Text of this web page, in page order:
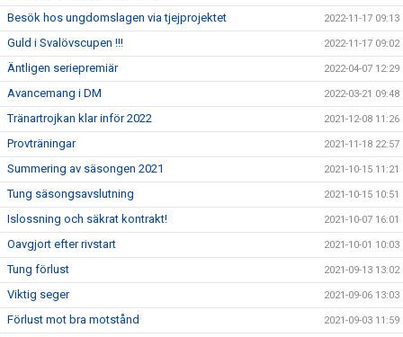
Besök hos ungdomslagen via tjejprojektet 2022-11-17 09:13
Guld i Svalövscupen !!! 2022-11-17 09:02
Äntligen seriepremiär 2022-04-07 12:29
Avancemang i DM 2022-03-21 09:48
Tränartrojkan klar inför 2022 2021-12-08 11:26
Provträningar 2021-11-18 22:57
Summering av säsongen 2021 2021-10-15 11:21
Tung säsongsavslutning 2021-10-15 10:51
Islossning och säkrat kontrakt! 2021-10-07 16:01
Oavgjort efter rivstart 2021-10-01 10:03
Tung förlust 2021-09-13 13:02
Viktig seger 2021-09-06 13:03
Förlust mot bra motstånd 2021-09-03 11:59